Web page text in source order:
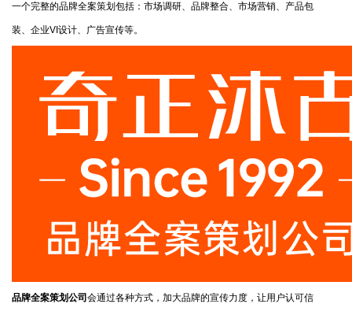
一个完整的品牌全案策划包括：市场调研、品牌整合、市场营销、产品包
装、企业VI设计、广告宣传等。
品牌全案策划公司 会通过各种方式，加大品牌的宣传力度，让用户认可信